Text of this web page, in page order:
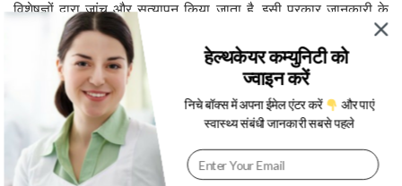
विशेषज्ञों द्वारा जांच और सत्यापन किया जाता है, इसी प्रकार जानकारी के
स्रोत की पुष्टि भी होती है।
हेल्थकेयर कम्युनिटी को
ज्वाइन करें
निचे बॉक्स में अपना ईमेल एंटर करें
और पाएं
स्वास्थ्य संबंधी जानकारी सबसे पहले